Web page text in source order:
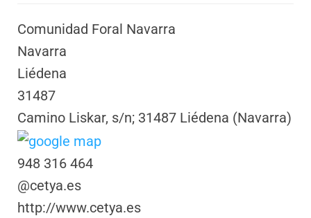
Comunidad Foral Navarra
Navarra
Liédena
31487
Camino Liskar, s/n; 31487 Liédena (Navarra)
948 316 464
@cetya.es
http://www.cetya.es